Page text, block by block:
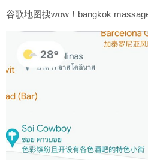
谷歌地图搜wow！bangkok